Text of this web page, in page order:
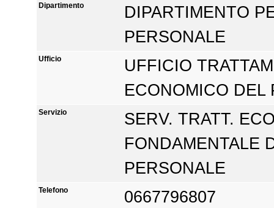
Dipartimento
DIPARTIMENTO
PERSONALE
Ufficio
UFFICIO
ECONOMICO DEL
Servizio
SERV. TRATT.
FONDAMENTALE
PERSONALE
Telefono 0667796807